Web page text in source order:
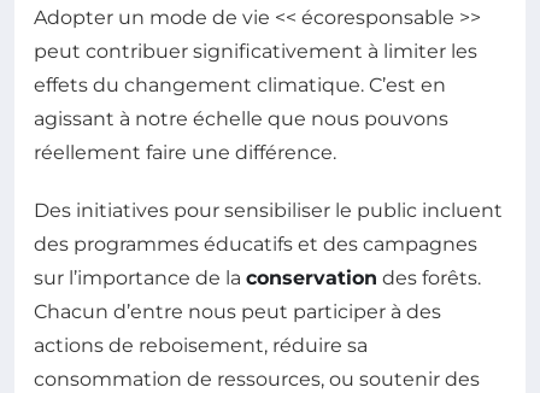
Adopter un mode de vie << écoresponsable >>
peut contribuer significativement à limiter les
effets du changement climatique. C’est en
agissant à notre échelle que nous pouvons
réellement faire une différence.
Des initiatives pour sensibiliser le public incluent
des programmes éducatifs et des campagnes
sur l’importance de la conservation des forêts.
Chacun d’entre nous peut participer à des
actions de reboisement, réduire sa
consommation de ressources, ou soutenir des